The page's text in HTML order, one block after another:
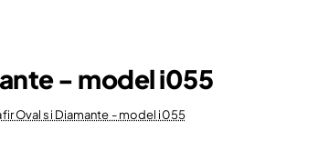
- model i055
Oval si Diamante - model i055